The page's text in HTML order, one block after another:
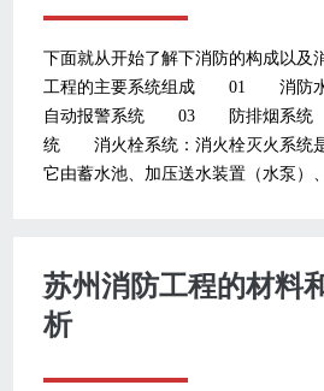
下面就从开始了解下消防的构成以
工程的主要系统组成 01 消
自动报警系统 03 防排烟系
统 消火栓系统：消火栓灭火系统是
它由蓄水池、加压送水装置（水泵）
苏州消防工程的材料
析